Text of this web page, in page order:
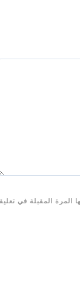
المرة المقبلة في